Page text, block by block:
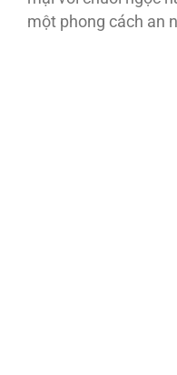
một phong cách an